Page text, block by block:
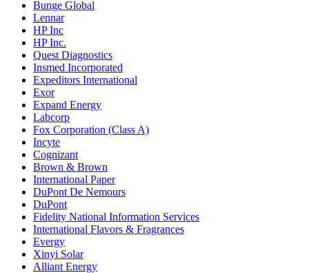
Bunge Global
Lennar
HP Inc
HP Inc.
Quest Diagnostics
Insmed Incorporated
Expeditors International
Exor
Expand Energy
Labcorp
Fox Corporation (Class A)
Incyte
Cognizant
Brown & Brown
International Paper
DuPont De Nemours
DuPont
Fidelity National Information Services
International Flavors & Fragrances
Evergy
Xinyi Solar
Alliant Energy